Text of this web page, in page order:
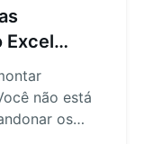
Excel
não está
os